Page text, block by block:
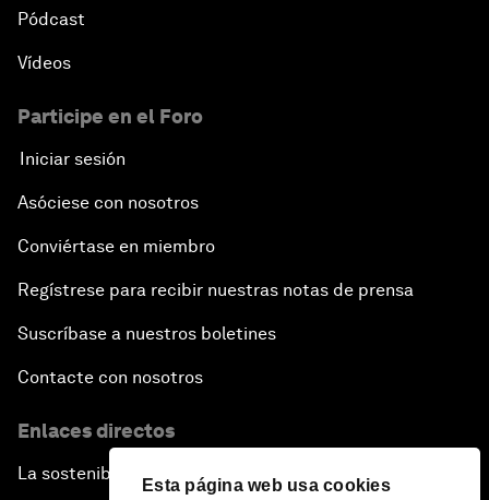
Esta página web usa cookies
Pódcast
Vídeos
Participe en el Foro
Iniciar sesión
Asóciese con nosotros
Conviértase en miembro
Regístrese para recibir nuestras notas de prensa
Suscríbase a nuestros boletines
Contacte con nosotros
Enlaces directos
La sostenibilidad en el Foro